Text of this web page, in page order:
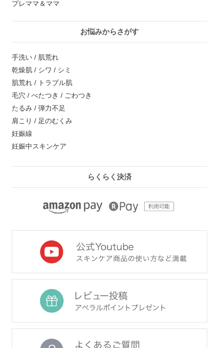
プレママ＆ママ
お悩みからさがす
手洗い / 肌荒れ
乾燥肌 / シワ / シミ
肌荒れ / トラブル肌
毛穴 / べたつき / ごわつき
たるみ / 弾力不足
肩こり / 足のむくみ
妊娠線
妊娠中スキンケア
らくらく決済